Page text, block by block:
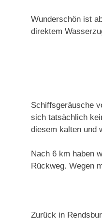
Wunderschön ist
direktem
Schiffsgeräusche
sich tatsächlich
diesem kalten und
Nach 6 km haben
Rückweg. Wegen
Zurück in